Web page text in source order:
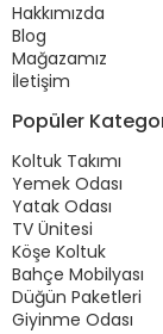
Hakkımızda
Blog
Mağazamız
İletişim
Popüler
Koltuk Takımı
Yemek Odası
Yatak Odası
TV Ünitesi
Köşe Koltuk
Bahçe Mobilyası
Düğün Paketleri
Giyinme Odası